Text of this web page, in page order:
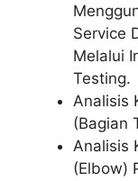
Service
Melalui
Testing.
Analisis
(Bagian
Analisis
(Elbow)